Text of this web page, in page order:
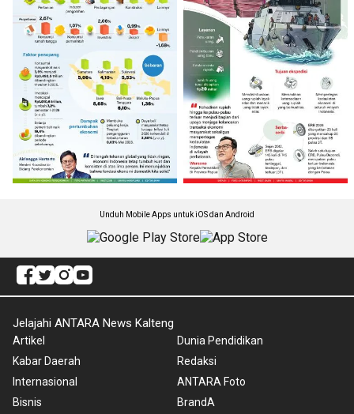
Unduh Mobile Apps untuk iOS dan Android
Jelajahi ANTARA News Kalteng
Artikel
Kabar Daerah
Internasional
Bisnis
Dunia Pendidikan
Redaksi
ANTARA Foto
BrandA